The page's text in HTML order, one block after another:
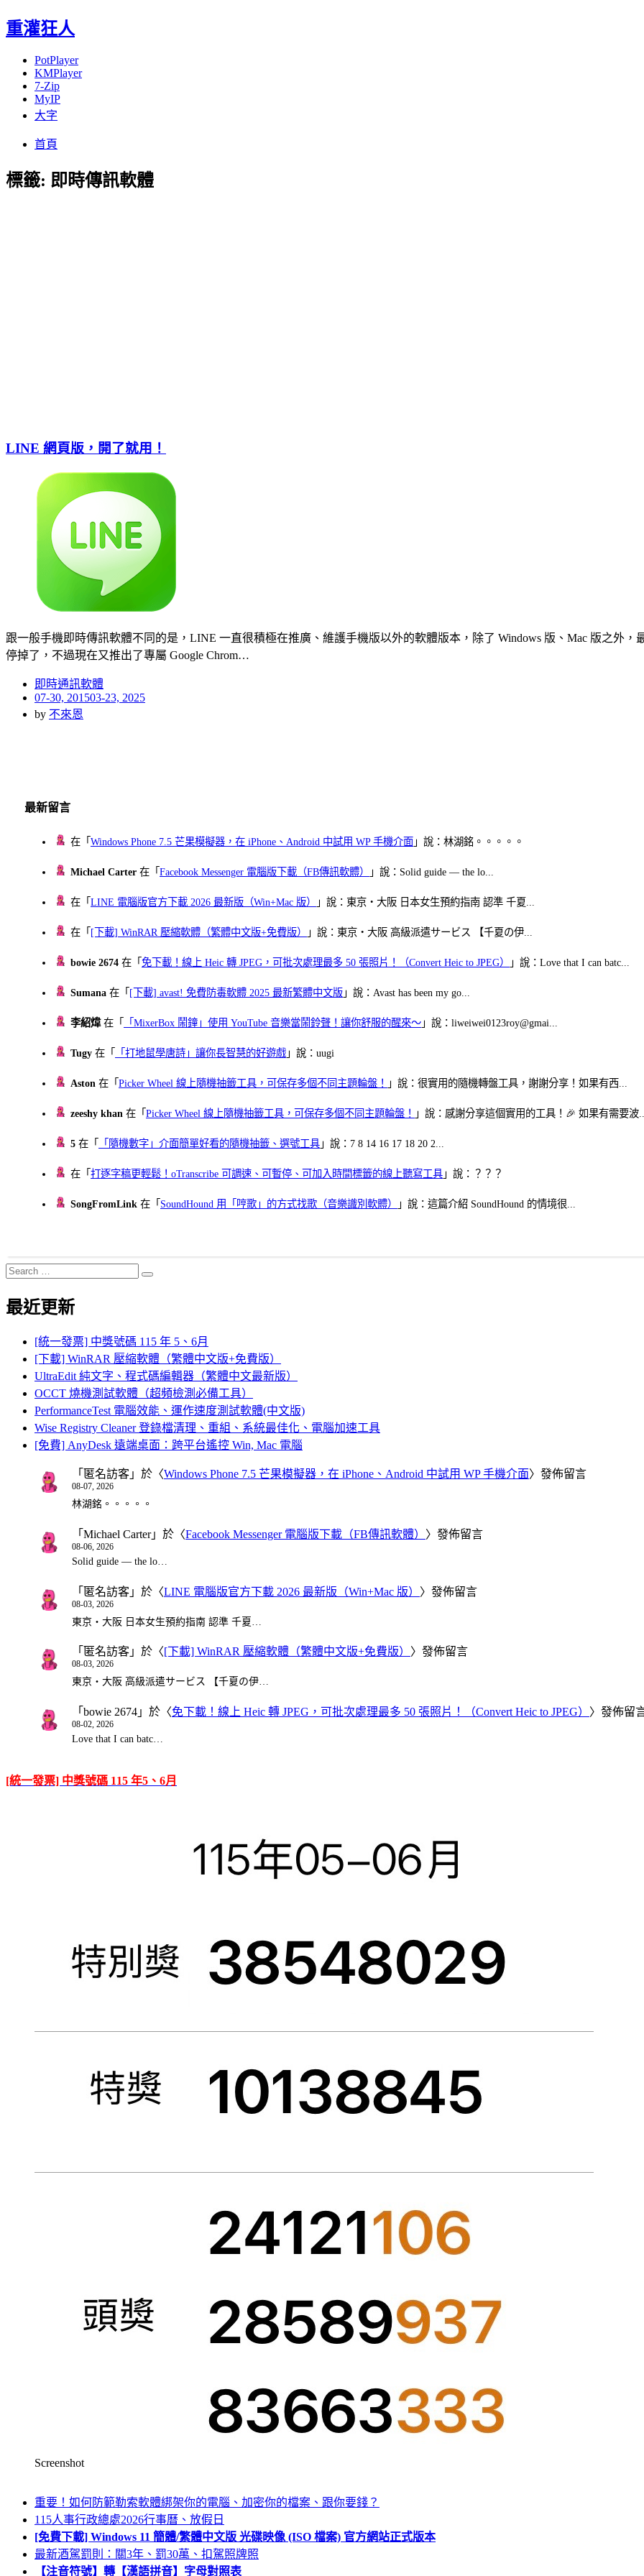
重灌狂人
PotPlayer
KMPlayer
7-Zip
MyIP
大字
首頁
標籤: 即時傳訊軟體
LINE 網頁版，開了就用！
跟一般手機即時傳訊軟體不同的是，LINE 一直很積極在推廣、維護手機版以外的軟體版本，除了 Windows 版、Mac 版之外
停掉了，不過現在又推出了專屬 Google Chrom…
即時通訊軟體
Posted
on
07-30, 201503-23, 2025
by 不來恩
最新留言
在「Windows Phone 7.5 芒果模擬器，在 iPhone、Android 中試用 WP 手機介面 」說：林湖銘。。。。。
Michael Carter 在「Facebook Messenger 電腦版下載（FB傳訊軟體） 」說：Solid guide — the lo...
在「LINE 電腦版官方下載 2026 最新版（Win+Mac 版） 」說：東京・大阪 日本女生預約指南 認準 千夏...
在「 [下載] WinRAR 壓縮軟體（繁體中文版+免費版） 」說：東京・大阪 高級派遣サービス 【千夏の伊...
bowie 2674 在「免下載！線上 Heic 轉 JPEG，可批次處理最多 50 張照片！（Convert Heic to JPEG） 」說：Love that I can batc...
Sumana 在「 [下載] avast! 免費防毒軟體 2025 最新繁體中文版 」說：Avast has been my go...
李紹煒在「 「MixerBox 鬧鐘」使用 YouTube 音樂當鬧鈴聲！讓你舒服的醒來～ 」說：liweiwei0123roy@gmai...
Tugy 在「 「打地鼠學唐詩」讓你長智慧的好遊戲 」說：uugi
Aston 在「Picker Wheel 線上隨機抽籤工具，可保存多個不同主題輪盤！ 」說：很實用的隨機轉盤工具，謝謝分享！如果有西...
zeeshy khan 在「Picker Wheel 線上隨機抽籤工具，可保存多個不同主題輪盤！ 」說：感謝分享這個實用的工具！🎉 如果有需要波
5 在「 「隨機數字」介面簡單好看的隨機抽籤、選號工具 」說：7 8 14 16 17 18 20 2...
在「打逐字稿更輕鬆！oTranscribe 可調速、可暫停、可加入時間標籤的線上聽寫工具 」說：？？？
SongFromLink 在「 SoundHound 用「哼歌」的方式找歌（音樂識別軟體） 」說：這篇介紹 SoundHound 的情境很...
Search
for:
Search
最近更新
[統一發票] 中獎號碼 115 年 5、6月
[下載] WinRAR 壓縮軟體（繁體中文版+免費版）
UltraEdit 純文字、程式碼編輯器（繁體中文最新版）
OCCT 燒機測試軟體（超頻檢測必備工具）
PerformanceTest 電腦效能、運作速度測試軟體(中文版)
Wise Registry Cleaner 登錄檔清理、重組、系統最佳化、電腦加速工具
[免費] AnyDesk 遠端桌面：跨平台遙控 Win, Mac 電腦
「 匿名訪客 」於〈Windows Phone 7.5 芒果模擬器，在 iPhone、Android 中試用 WP 手機介面〉發佈留言
08-07, 2026
林湖銘。。。。。
「 Michael Carter」於〈Facebook Messenger 電腦版下載（FB傳訊軟體） 〉發佈留言
08-06, 2026
Solid guide — the lo…
「 匿名訪客 」於〈LINE 電腦版官方下載 2026 最新版（Win+Mac 版） 〉發佈留言
08-03, 2026
東京・大阪 日本女生預約指南 認準 千夏…
「 匿名訪客 」於〈[下載] WinRAR 壓縮軟體（繁體中文版+免費版） 〉發佈留言
08-03, 2026
東京・大阪 高級派遣サービス 【千夏の伊…
「 bowie 2674 」於〈免下載！線上 Heic 轉 JPEG，可批次處理最多 50 張照片！（Convert Heic to JPEG） 〉發佈留
08-02, 2026
Love that I can batc…
[統一發票] 中獎號碼 115 年5、6月
Screenshot
重要！如何防範勒索軟體綁架你的電腦、加密你的檔案、跟你要錢？
115人事行政總處2026行事曆、放假日
[免費下載] Windows 11 簡體/繁體中文版 光碟映像 (ISO 檔案) 官方網站正式版本
最新酒駕罰則：關3年、罰30萬、扣駕照牌照
【注音符號】轉【漢語拼音】字母對照表